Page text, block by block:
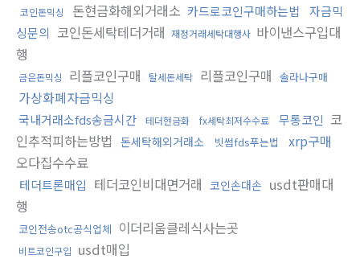
코인돈믹싱 돈현금화해외거래소 카드로코인구매하는법
자금믹
싱문의 코인돈세탁테더거래 재정거래세탁대행사 바이낸스구입대
행
금은돈믹싱 리플코인구매 탈세돈세탁 리플코인구매 솔라나구매
가상화폐자금믹싱
국내거래소fds송금시간 테더현금화 fx세탁최저수수료 무통코인 코
인추적피하는방법 돈세탁해외거래소 빗썸fds푸는법
xrp구매
오다집수수료
테더트론매입 테더코인비대면거래 코인손대손 usdt판매대
행
코인전송otc공식업체 이더리움클레식사는곳
비트코인구입 usdt매입